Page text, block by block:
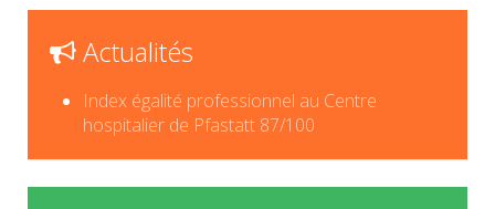
Actualités
Index égalité professionnel au Centre
hospitalier de Pfastatt 87/100